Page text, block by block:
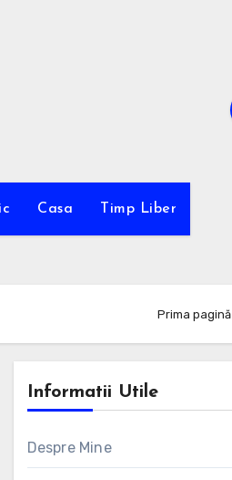
Casa Timp Liber
Prima pagină
Informatii Utile
Despre Mine